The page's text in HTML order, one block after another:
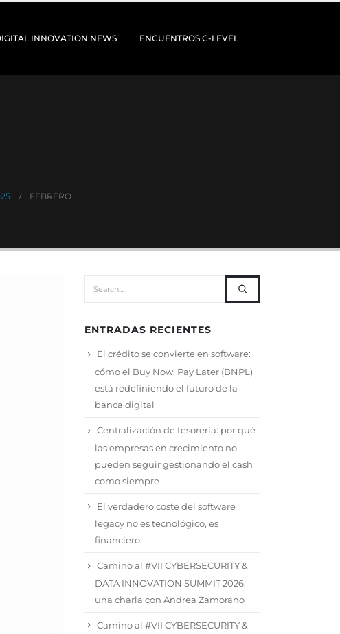
INNOVATION NEWS ENCUENTROS C-LEVEL
FEBRERO
ENTRADAS RECIENTES
El crédito se convierte en software:
cómo el Buy Now, Pay Later (BNPL)
está redefiniendo el futuro de la
banca digital
Centralización de tesorería: por qué
las empresas en crecimiento no
pueden seguir gestionando el cash
como siempre
El verdadero coste del software
legacy no es tecnológico, es
financiero
Camino al #VII CYBERSECURITY &
DATA INNOVATION SUMMIT 2026:
una charla con Andrea Zamorano
Camino al #VII CYBERSECURITY &